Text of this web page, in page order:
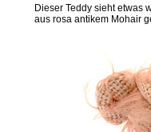
Dieser Teddy sieht etwas
aus rosa antikem Mohair